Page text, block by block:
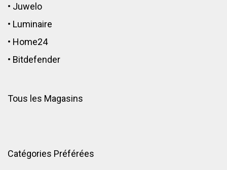
• Juwelo
• Luminaire
• Home24
• Bitdefender
Tous les Magasins
Catégories Préférées